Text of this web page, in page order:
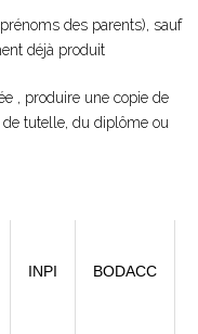
des parents), sauf
déjà produit
, produire une copie de
tutelle, du diplôme ou
INPI BODACC